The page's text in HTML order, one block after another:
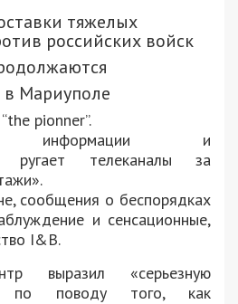
тяжелых
российских войск
Мариуполе
pionner”.
информации и
ругает телеканалы за
сообщения о беспорядках
и сенсационные,
I&B.
выразил «серьезную
по поводу того, как